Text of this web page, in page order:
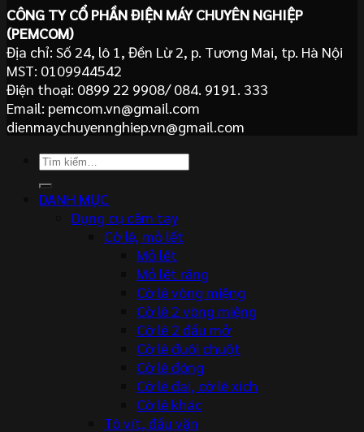
CÔNG TY CỔ PHẦN ĐIỆN MÁY CHUYÊN NGHIỆP
(PEMCOM)
Địa chỉ: Số 24, lô 1, Đền Lừ 2, p. Tương Mai, tp. Hà Nội
MST: 0109944542
Điện thoại: 0899 22 9908/ 084. 9191. 333
Email: pemcom.vn@gmail.com
dienmaychuyennghiep.vn@gmail.com
Tìm
DANH MỤC
Dụng cụ cầm tay
Cờ lê, mỏ lết
Mỏ lết
Mỏ lết răng
Cờ lê vòng miệng
Cờ lê 2 vòng miệng
Cờ lê 2 đầu mở
Cờ lê đuôi chuột
Cờ lê đóng
Cờ lê đai, cờ lê xích
Cờ lê khác
Tô vít, đầu vặn